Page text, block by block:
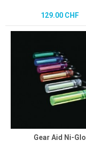
129.00 CHF
Gear Aid Ni-Glo